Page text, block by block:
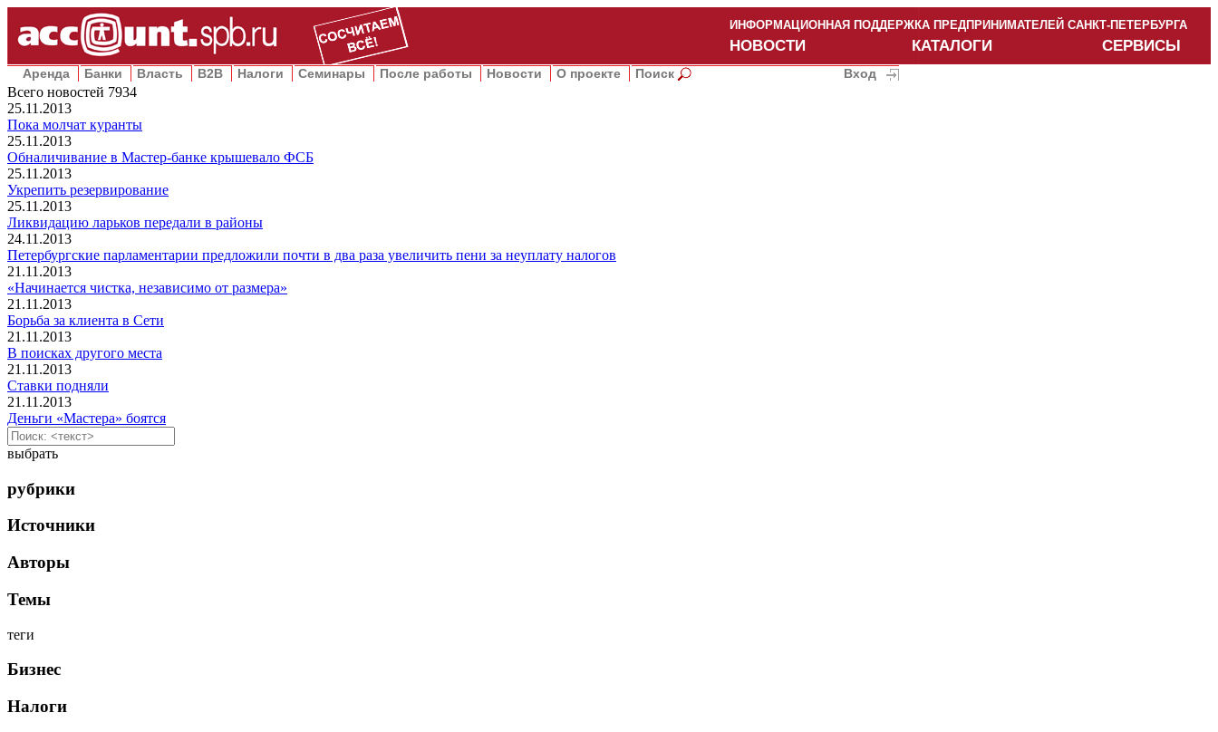
ИНФОРМАЦИОННАЯ ПОДДЕРЖКА ПРЕДПРИНИМАТЕЛЕЙ САНКТ-ПЕТЕРБУРГА
НОВОСТИ КАТАЛОГИ СЕРВИСЫ
Аренда Банки Власть B2B Налоги Семинары После работы Новости О проекте Поиск Вход
Всего новостей 7934
25.11.2013
Пока молчат куранты
25.11.2013
Обналичивание в Мастер-банке крышевало ФСБ
25.11.2013
Укрепить резервирование
25.11.2013
Ликвидацию ларьков передали в районы
24.11.2013
Петербургские парламентарии предложили почти в два раза увеличить пени за неуплату налогов
21.11.2013
«Начинается чистка, независимо от размера»
21.11.2013
Борьба за клиента в Сети
21.11.2013
В поисках другого места
21.11.2013
Ставки подняли
21.11.2013
Деньги «Мастера» боятся
выбрать
рубрики
Источники
Авторы
Темы
теги
Бизнес
Налоги